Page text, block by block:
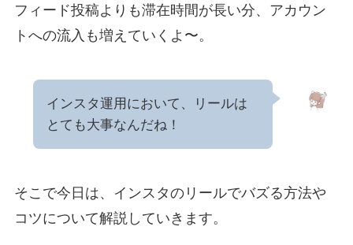
フィード投稿よりも滞在時間が長い分、アカウン
トへの流入も増えていくよ〜。
インスタ運用において、リールは
とても大事なんだね！
そこで今日は、インスタのリールでバズる方法や
コツについて解説していきます。